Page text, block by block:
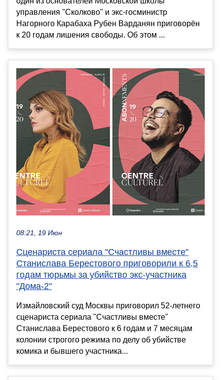
управления "Сколково" и экс-госминистр
Нагорного Карабаха Рубен Варданян приговорён
к 20 годам лишения свободы. Об этом ...
08:21, 19 Июн
Сценариста сериала "Счастливы вместе"
Станислава Берестового приговорили к 6,5
годам тюрьмы за убийство экс-участника
"Дома-2"
Измайловский суд Москвы приговорил 52-летнего
сценариста сериала "Счастливы вместе"
Станислава Берестового к 6 годам и 7 месяцам
колонии строгого режима по делу об убийстве
комика и бывшего участника...